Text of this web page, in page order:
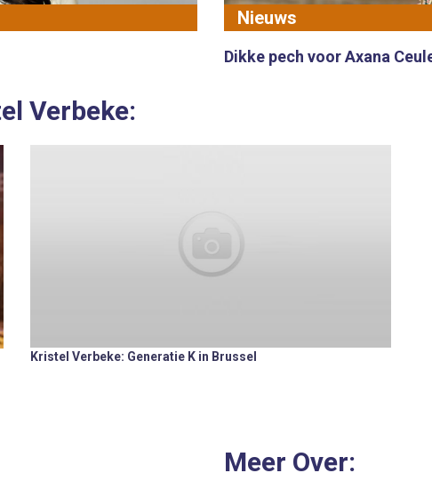
Nieuws
Dikke pech voor Axana
Verbeke:
Kristel Verbeke: Generatie K in Brussel
Meer Over: